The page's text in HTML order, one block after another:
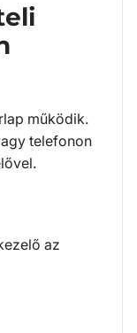
működik.
telefonon
az